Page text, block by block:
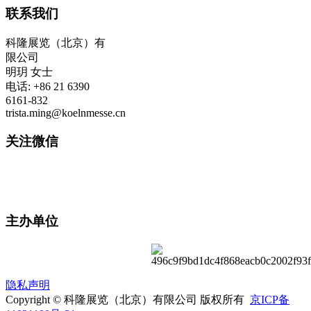
联系我们
科隆展览（北京）有
限公司
明玥 女士
电话: +86 21 6390
6161-832
trista.ming@koelnmesse.cn
关注微信
主办单位
隐私声明
Copyright © 科隆展览（北京）有限公司 版权所有 京ICP备